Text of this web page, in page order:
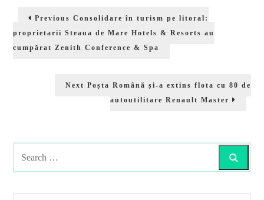
în
articole
Previous Previous
Consolidare în turism pe litoral:
proprietarii Steaua de Mare Hotels & Resorts au
cumpărat Zenith Conference & Spa
Next Next
Poșta Română și-a extins flota cu 80 de
autoutilitare Renault Master